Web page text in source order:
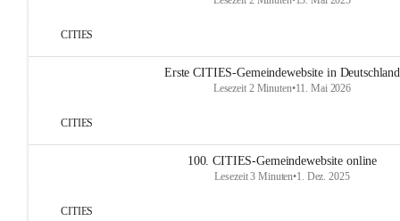
CITIES
Erste CITIES-Gemeindewebsite in Deutschland
Lesezeit 2 Minuten•11. Mai 2026
CITIES
100. CITIES-Gemeindewebsite online
Lesezeit 3 Minuten•1. Dez. 2025
CITIES